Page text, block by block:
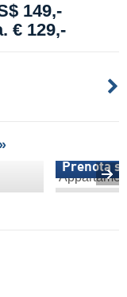
149,-
€ 129,-
Prenota